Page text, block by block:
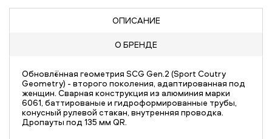
ОПИСАНИЕ
О БРЕНДЕ
Обновлённая геометрия SCG Gen.2 (Sport Coutry
Geometry) - второго поколения, адаптированная под
женщин. Сварная конструкция из алюминия марки
6061, баттированые и гидроформированные трубы,
конусный рулевой стакан, внутренняя проводка.
Дропауты под 135 мм QR.